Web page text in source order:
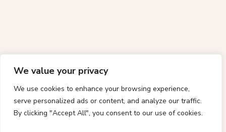
We value your privacy
We use cookies to enhance your browsing experience,
serve personalized ads or content, and analyze our traffic.
By clicking "Accept All", you consent to our use of cookies.